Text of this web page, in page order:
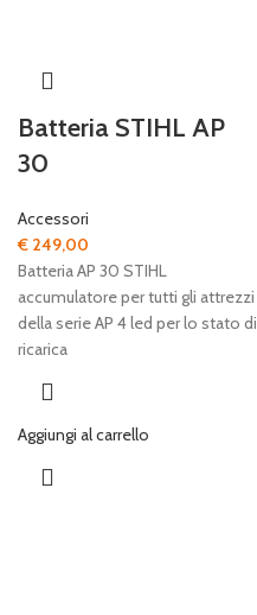
Batteria STIHL AP
30
Accessori
€ 249,00
Batteria AP 30 STIHL
accumulatore per tutti gli attrezzi
della serie AP 4 led per lo stato di
ricarica
Aggiungi al carrello